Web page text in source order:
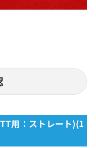
用：ストレート)(1